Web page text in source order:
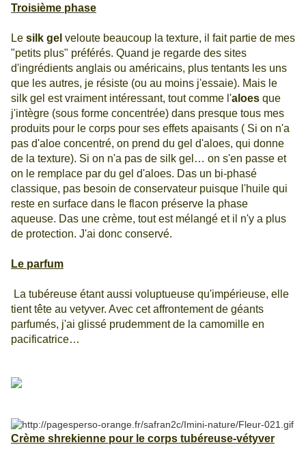
Troisième phase
Le silk gel veloute beaucoup la texture, il fait partie de mes
"petits plus" préférés. Quand je regarde des sites
d'ingrédients anglais ou américains, plus tentants les uns
que les autres, je résiste (ou au moins j'essaie). Mais le
silk gel est vraiment intéressant, tout comme l'aloes que
j'intègre (sous forme concentrée) dans presque tous mes
produits pour le corps pour ses effets apaisants ( Si on n'a
pas d'aloe concentré, on prend du gel d'aloes, qui donne
de la texture). Si on n'a pas de silk gel… on s'en passe et
on le remplace par du gel d'aloes. Das un bi-phasé
classique, pas besoin de conservateur puisque l'huile qui
reste en surface dans le flacon préserve la phase
aqueuse. Das une crème, tout est mélangé et il n'y a plus
de protection. J'ai donc conservé.
Le parfum
La tubéreuse étant aussi voluptueuse qu'impérieuse, elle
tient tête au vetyver. Avec cet affrontement de géants
parfumés, j'ai glissé prudemment de la camomille en
pacificatrice…
Crème shrekienne pour le corps tubéreuse-vétyver